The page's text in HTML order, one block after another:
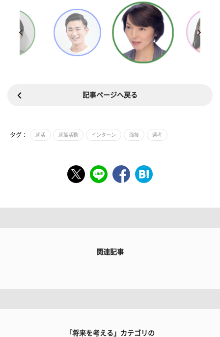
記事ページへ戻る
タグ： 就活 就職活動 インターン 面接 選考
関連記事
「将来を考える」カテゴリの